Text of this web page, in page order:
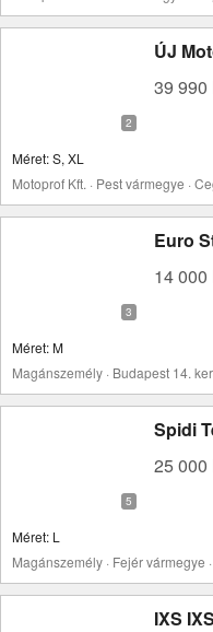
ÚJ
39 990
Méret: S, XL
Motoprof Kft. · Pest vármegye ·
Euro
14 000
Méret: M
Magánszemély · Budapest 14.
Spidi
25 000
Méret: L
Magánszemély · Fejér vármegye
IXS